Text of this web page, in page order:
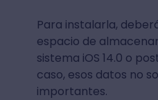
Para instalarla,
espacio de
sistema iOS 14.0 o
caso, esos datos no
importantes.